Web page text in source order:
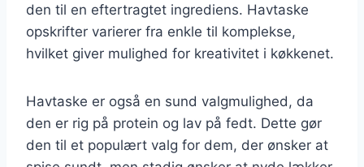
den til en eftertragtet ingrediens. Havtaske
opskrifter varierer fra enkle til komplekse,
hvilket giver mulighed for kreativitet i køkkenet.
Havtaske er også en sund valgmulighed, da
den er rig på protein og lav på fedt. Dette gør
den til et populært valg for dem, der ønsker at